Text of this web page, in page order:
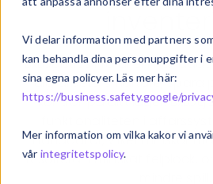
Vi delar information med partners
kan behandla dina personuppgifter i
sina egna policyer. Läs mer här:
https://business.safety.google/
Mer information om vilka kakor vi
vår integritetspolicy.
BxLogistics Pro är en
dig arbeta smartare, spara
kontroll på ditt lager.
funktionaliteten i
handdator, vilket minskar
resulterar i minskat felplock,